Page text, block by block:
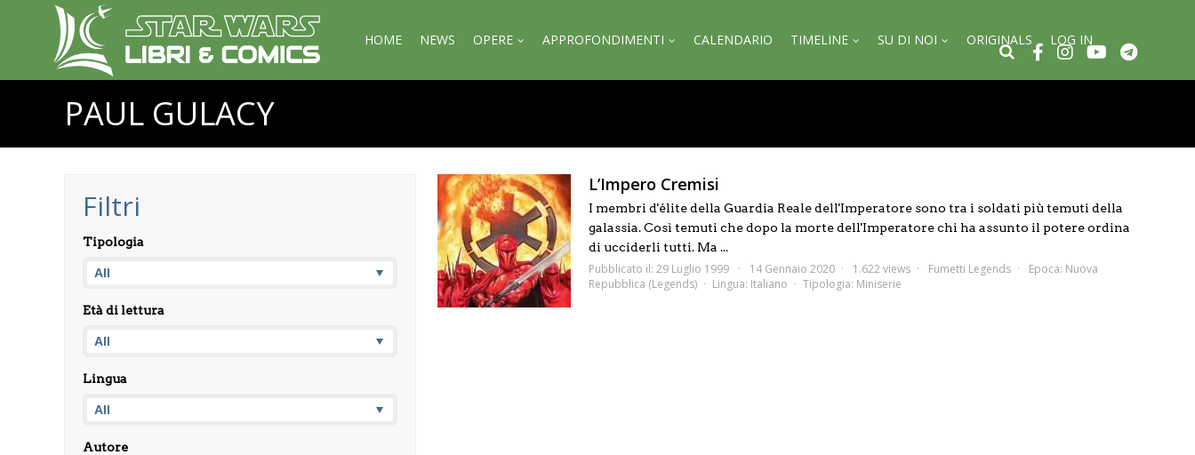
HOME NEWS OPERE APPROFONDIMENTI CALENDARIO TIMELINE SU DI NOI ORIGINALS LOG IN
PAUL GULACY
L’Impero Cremisi
I membri d'élite della Guardia Reale dell'Imperatore sono tra i soldati più temuti della
galassia. Così temuti che dopo la morte dell'Imperatore chi ha assunto il potere ordina
di ucciderli tutti. Ma ...
Pubblicato il: 29 Luglio 1999 14 Gennaio 2020 1.622 views Fumetti Legends Epoca: Nuova
Repubblica (Legends)
Lingua: Italiano Tipologia: Miniserie
Filtri
Tipologia
Età di lettura
Lingua
Autore